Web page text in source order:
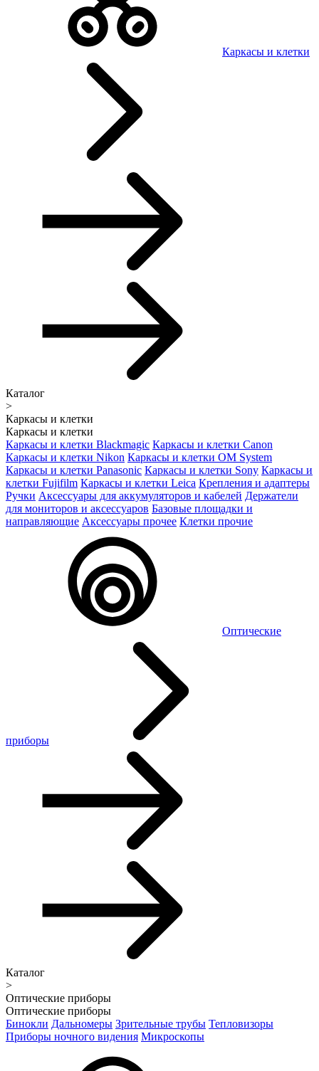
Каркасы и клетки
Каталог
>
Каркасы и клетки
Каркасы и клетки
Каркасы и клетки Blackmagic Каркасы и клетки Canon
Каркасы и клетки Nikon Каркасы и клетки OM System
Каркасы и клетки Panasonic Каркасы и клетки Sony Каркасы и
клетки Fujifilm Каркасы и клетки Leica Крепления и адаптеры
Ручки Аксессуары для аккумуляторов и кабелей Держатели
для мониторов и аксессуаров Базовые площадки и
направляющие Аксессуары прочее Клетки прочие
Оптические
приборы
Каталог
>
Оптические приборы
Оптические приборы
Бинокли Дальномеры Зрительные трубы Тепловизоры
Приборы ночного видения Микроскопы